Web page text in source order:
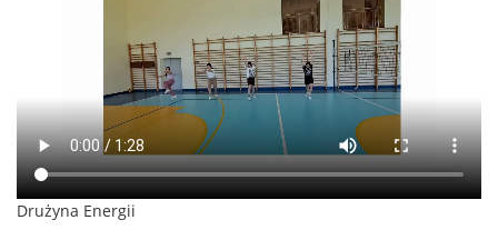
Drużyna Energii